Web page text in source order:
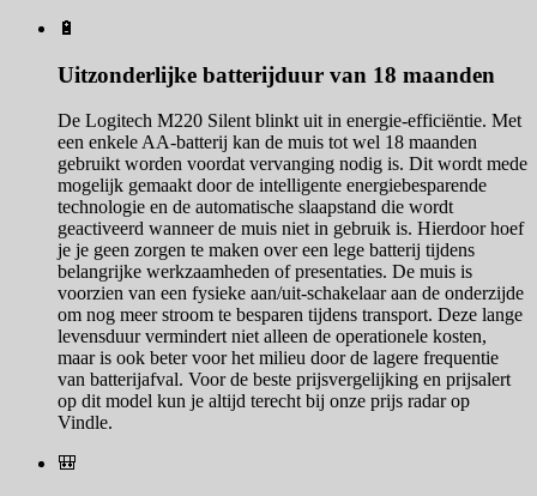
🔋
Uitzonderlijke batterijduur van 18 maanden
De Logitech M220 Silent blinkt uit in energie-efficiëntie. Met
een enkele AA-batterij kan de muis tot wel 18 maanden
gebruikt worden voordat vervanging nodig is. Dit wordt mede
mogelijk gemaakt door de intelligente energiebesparende
technologie en de automatische slaapstand die wordt
geactiveerd wanneer de muis niet in gebruik is. Hierdoor hoef
je je geen zorgen te maken over een lege batterij tijdens
belangrijke werkzaamheden of presentaties. De muis is
voorzien van een fysieke aan/uit-schakelaar aan de onderzijde
om nog meer stroom te besparen tijdens transport. Deze lange
levensduur vermindert niet alleen de operationele kosten,
maar is ook beter voor het milieu door de lagere frequentie
van batterijafval. Voor de beste prijsvergelijking en prijsalert
op dit model kun je altijd terecht bij onze prijs radar op
Vindle.
🎒